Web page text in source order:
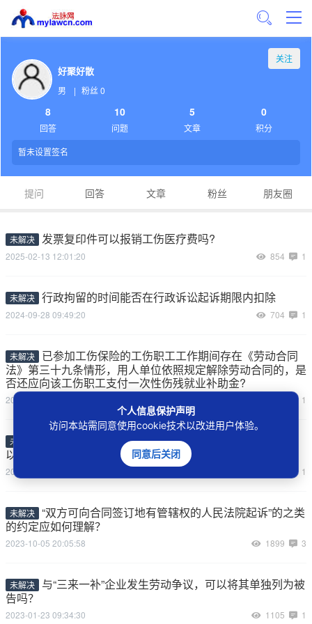
关注
好聚好散
男 | 粉丝 0
8
回答
10
问题
5
文章
0
积分
暂未设置签名
提问 回答 文章 粉丝 朋友圈
未解决 发票复印件可以报销工伤医疗费吗?
2025-02-13 12:01:20 854 1
未解决 行政拘留的时间能否在行政诉讼起诉期限内扣除
2024-09-28 09:49:20 704 1
未解决
已参加工伤保险的工伤职工工作期间存在《劳动合同
法》第三十九条情形，用人单位依照规定解除劳动合同的，是
否还应向该工伤职工支付一次性伤残就业补助金?
2024-02-18 19:10:00 1
未解决
在执行异议之诉案件中，案外人和申请执行人分别可
以提出哪些诉讼请求？
2024-01-29 22:41:59 1
未解决 “双方可向合同签订地有管辖权的人民法院起诉”的之类
的约定应如何理解？
2023-10-05 20:05:58 1899 3
未解决
与“三来一补”企业发生劳动争议，可以将其单独列为被
告吗？
2023-01-23 09:34:30 1105 1
个人信息保护声明
访问本站需同意使用cookie技术以改进用户体验。
同意后关闭